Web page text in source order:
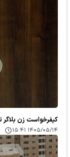
کیفرخواست زن
۱۴۰۵/۰۵/۱۴ ۱۵:۴۱